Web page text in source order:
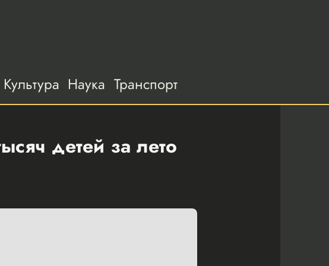
Культура Наука Транспорт
детей за лето